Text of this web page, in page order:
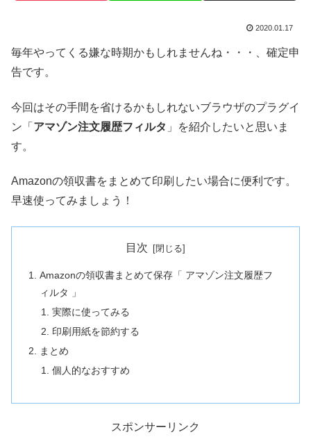
2020.01.17
毎年やってくる嫌な時期かもしれませんね・・・、確定申
告です。
今回はその手間を省けるかもしれないブラウザのプラグイ
ン「 アマゾン注文履歴フィルタ 」を紹介したいと思いま
す。
Amazonの領収書をまとめて印刷したい場合に便利です。
早速使ってみましょう！
目次
Amazonの領収書まとめて保存「 アマゾン注文履歴フ
ィルタ 」
実際に使ってみる
印刷用紙を節約する
まとめ
個人的なおすすめ
スポンサーリンク